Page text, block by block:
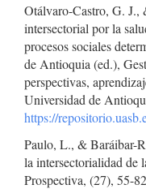
Otálvaro-Castro, G.
intersectorial por la
procesos sociales
de Antioquia (ed.),
perspectivas,
Universidad de
https://
Paulo, L., & Baráibar-
la intersectorialidad de
Prospectiva, (27), 55-